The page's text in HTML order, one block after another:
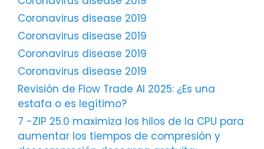
Coronavirus disease 2019
Coronavirus disease 2019
Coronavirus disease 2019
Coronavirus disease 2019
Revisión de Flow Trade AI 2025: ¿Es una
estafa o es legítimo?
7 -ZIP 25.0 maximiza los hilos de la CPU para
aumentar los tiempos de compresión y